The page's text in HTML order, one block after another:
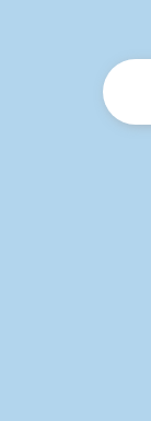
補助事業者による